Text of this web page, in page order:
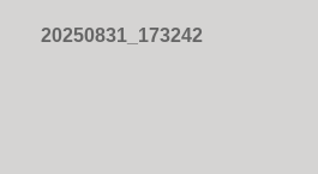
20250831_173242